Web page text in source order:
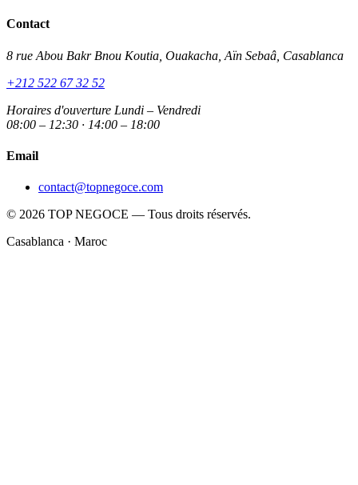
Contact
8 rue Abou Bakr Bnou Koutia, Ouakacha, Aïn Sebaâ, Casablanca
+212 522 67 32 52
Horaires d'ouverture Lundi – Vendredi
08:00 – 12:30 · 14:00 – 18:00
Email
contact@topnegoce.com
© 2026 TOP NEGOCE — Tous droits réservés.
Casablanca · Maroc